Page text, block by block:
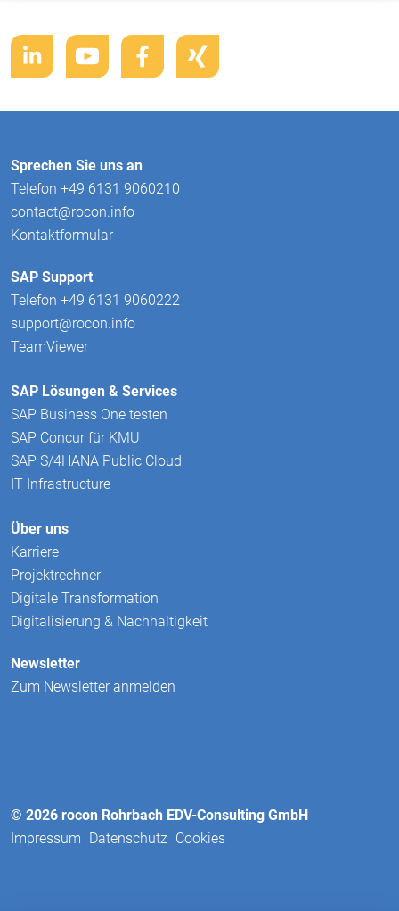
Sprechen Sie uns an
Telefon +49 6131 9060210
contact@rocon.info
Kontaktformular
SAP Support
Telefon +49 6131 9060222
support@rocon.info
TeamViewer
SAP Lösungen & Services
SAP Business One testen
SAP Concur für KMU
SAP S/4HANA Public Cloud
IT Infrastructure
Über uns
Karriere
Projektrechner
Digitale Transformation
Digitalisierung & Nachhaltigkeit
Newsletter
Zum Newsletter anmelden
© 2026 rocon Rohrbach EDV-Consulting GmbH
Impressum Datenschutz Cookies